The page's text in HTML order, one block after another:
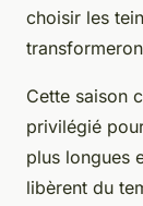
choisir les
Cette saison
privilégié
plus longues
libèrent du